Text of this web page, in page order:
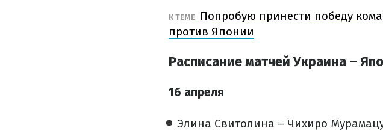
К ТЕМЕ
Попробую принести победу
против Японии
Расписание матчей Украина –
16 апреля
Элина Свитолина – Чихиро